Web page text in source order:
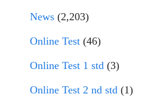
News (2,203)
Online Test (46)
Online Test 1 std (3)
Online Test 2 nd std (1)